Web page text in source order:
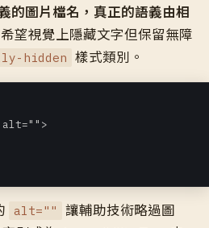
的圖片檔名，真正的語義由相
望視覺上隱藏文字但保留無障
hidden 樣式類別。
alt=""
讓輔助技術略過圖